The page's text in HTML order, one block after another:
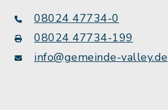
08024 47734-0
08024 47734-199
info@gemeinde-valley.de